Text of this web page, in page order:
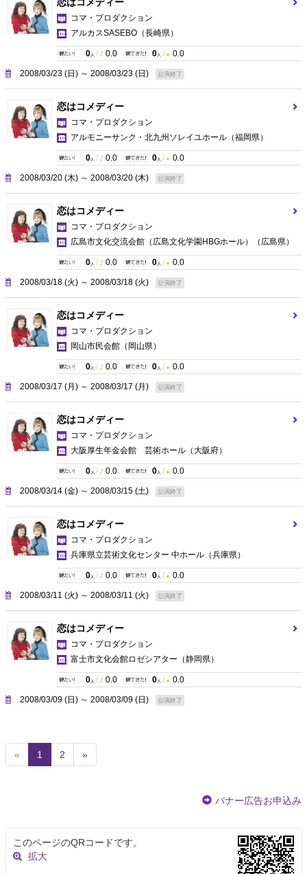
コマ・プロダクション
アルカスSASEBO （長崎県）
0 人 / 0.0 0 人 / 0.0
2008/03/23 (日) ～ 2008/03/23 (日) 公演終了
恋はコメディー
コマ・プロダクション
アルモニーサンク・北九州ソレイユホール （福岡県）
0 人 / 0.0 0 人 / 0.0
2008/03/20 (木) ～ 2008/03/20 (木) 公演終了
恋はコメディー
コマ・プロダクション
広島市文化交流会館（広島文化学園HBGホール）
（広島県）
0 人 / 0.0 0 人 / 0.0
2008/03/18 (火) ～ 2008/03/18 (火) 公演終了
恋はコメディー
コマ・プロダクション
岡山市民会館 （岡山県）
0 人 / 0.0 0 人 / 0.0
2008/03/17 (月) ～ 2008/03/17 (月) 公演終了
恋はコメディー
コマ・プロダクション
大阪厚生年金会館 芸術ホール （大阪府）
0 人 / 0.0 0 人 / 0.0
2008/03/14 (金) ～ 2008/03/15 (土) 公演終了
恋はコメディー
コマ・プロダクション
兵庫県立芸術文化センター 中ホール （兵庫県）
0 人 / 0.0 0 人 / 0.0
2008/03/11 (火) ～ 2008/03/11 (火) 公演終了
恋はコメディー
コマ・プロダクション
富士市文化会館ロゼシアター （静岡県）
0 人 / 0.0 0 人 / 0.0
2008/03/09 (日) ～ 2008/03/09 (日) 公演終了
« 1
c
t
)
2 »
バナー広告お申込み
このページのQRコードです。
拡大